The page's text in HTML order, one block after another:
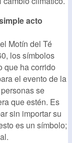
acto
Motín del Té
los símbolos
que ha corrido
el evento de la
se
que estén. Es
sin importar su
es un símbolo;